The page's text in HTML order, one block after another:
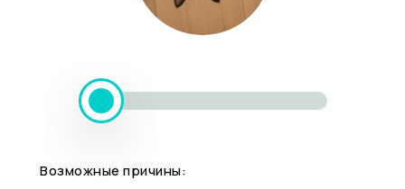
Возможные причины: